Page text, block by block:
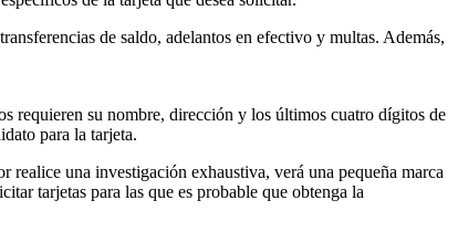
de saldo, adelantos en efectivo y multas. Además,
requieren su nombre, dirección y los últimos cuatro dígitos de
para la tarjeta.
una investigación exhaustiva, verá una pequeña marca
tarjetas para las que es probable que obtenga la